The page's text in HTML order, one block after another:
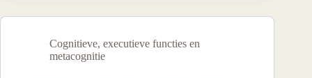
Cognitieve, executieve functies en
metacognitie